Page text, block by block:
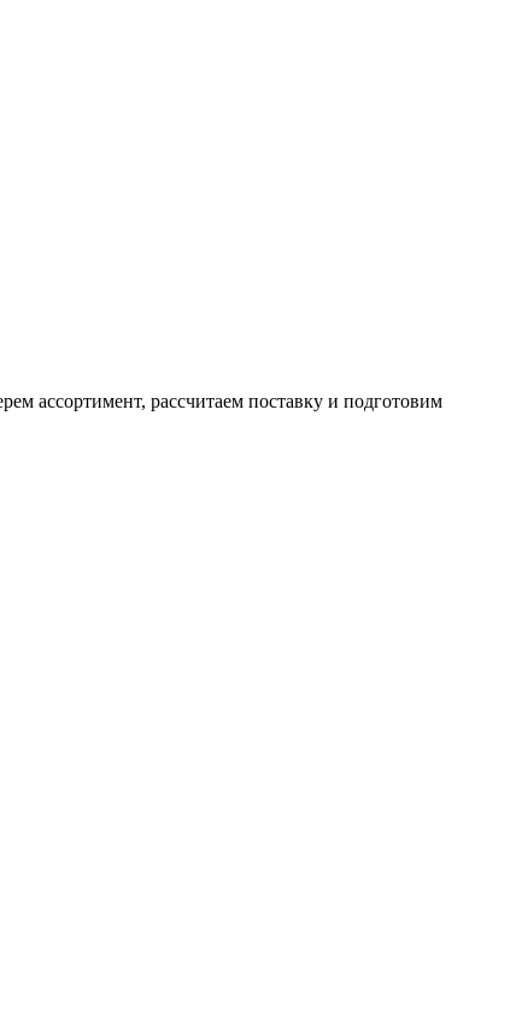
ассортимент, рассчитаем поставку и подготовим